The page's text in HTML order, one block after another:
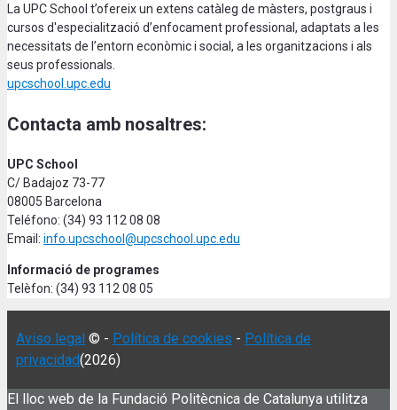
La UPC School t’ofereix un extens catàleg de màsters, postgraus i
cursos d'especialització d’enfocament professional, adaptats a les
necessitats de l’entorn econòmic i social, a les organitzacions i als
seus professionals.
upcschool.upc.edu
Contacta amb nosaltres:
UPC School
C/ Badajoz 73-77
08005 Barcelona
Teléfono: (34) 93 112 08 08
Email: info.upcschool@upcschool.upc.edu
Informació de programes
Telèfon: (34) 93 112 08 05
Aviso legal © - Política de cookies - Política de
privacidad(2026)
El lloc web de la Fundació Politècnica de Catalunya utilitza